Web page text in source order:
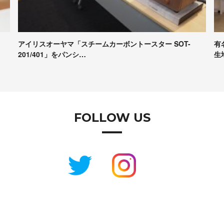
有名パンシェルジュたちが本音で評価！Pascoの冷凍パン
生地試食＆座談会レポート
【
コ
FOLLOW US